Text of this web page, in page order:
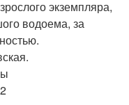
экземпляра,
водоема, за